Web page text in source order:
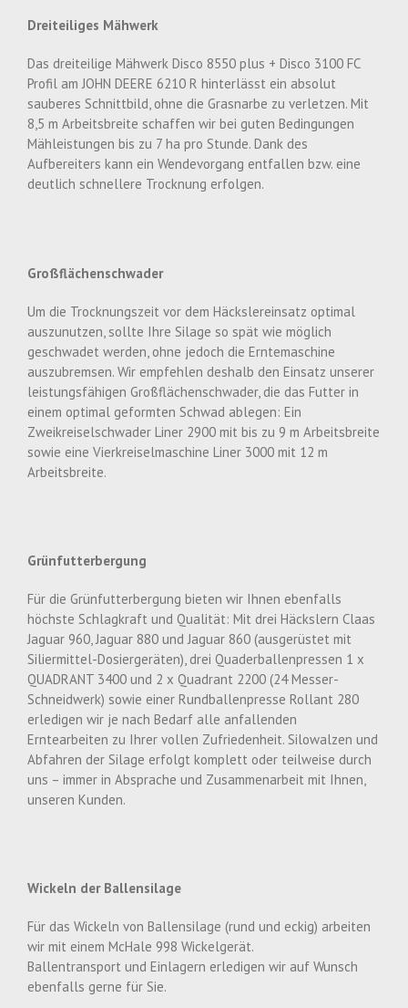
Dreiteiliges Mähwerk
Das dreiteilige Mähwerk Disco 8550 plus + Disco 3100 FC
Profil am JOHN DEERE 6210 R hinterlässt ein absolut
sauberes Schnittbild, ohne die Grasnarbe zu verletzen. Mit
8,5 m Arbeitsbreite schaffen wir bei guten Bedingungen
Mähleistungen bis zu 7 ha pro Stunde. Dank des
Aufbereiters kann ein Wendevorgang entfallen bzw. eine
deutlich schnellere Trocknung erfolgen.
Großflächenschwader
Um die Trocknungszeit vor dem Häckslereinsatz optimal
auszunutzen, sollte Ihre Silage so spät wie möglich
geschwadet werden, ohne jedoch die Erntemaschine
auszubremsen. Wir empfehlen deshalb den Einsatz unserer
leistungsfähigen Großflächenschwader, die das Futter in
einem optimal geformten Schwad ablegen: Ein
Zweikreiselschwader Liner 2900 mit bis zu 9 m Arbeitsbreite
sowie eine Vierkreiselmaschine Liner 3000 mit 12 m
Arbeitsbreite.
Grünfutterbergung
Für die Grünfutterbergung bieten wir Ihnen ebenfalls
höchste Schlagkraft und Qualität: Mit drei Häckslern Claas
Jaguar 960, Jaguar 880 und Jaguar 860 (ausgerüstet mit
Siliermittel-Dosiergeräten), drei Quaderballenpressen 1 x
QUADRANT 3400 und 2 x Quadrant 2200 (24 Messer-
Schneidwerk) sowie einer Rundballenpresse Rollant 280
erledigen wir je nach Bedarf alle anfallenden
Erntearbeiten zu Ihrer vollen Zufriedenheit. Silowalzen und
Abfahren der Silage erfolgt komplett oder teilweise durch
uns – immer in Absprache und Zusammenarbeit mit Ihnen,
unseren Kunden.
Wickeln der Ballensilage
Für das Wickeln von Ballensilage (rund und eckig) arbeiten
wir mit einem McHale 998 Wickelgerät.
Ballentransport und Einlagern erledigen wir auf Wunsch
ebenfalls gerne für Sie.